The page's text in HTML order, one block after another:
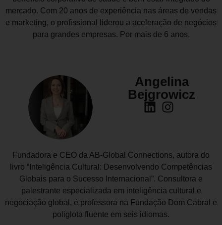
mercado. Com 20 anos de experiência nas áreas de vendas
e marketing, o profissional liderou a aceleração de negócios
para grandes empresas. Por mais de 6 anos,
Angelina
Bejgrowicz
Fundadora e CEO da AB-Global Connections, autora do
livro “Inteligência Cultural: Desenvolvendo Competências
Globais para o Sucesso Internacional”. Consultora e
palestrante especializada em inteligência cultural e
negociação global, é professora na Fundação Dom Cabral e
poliglota fluente em seis idiomas.